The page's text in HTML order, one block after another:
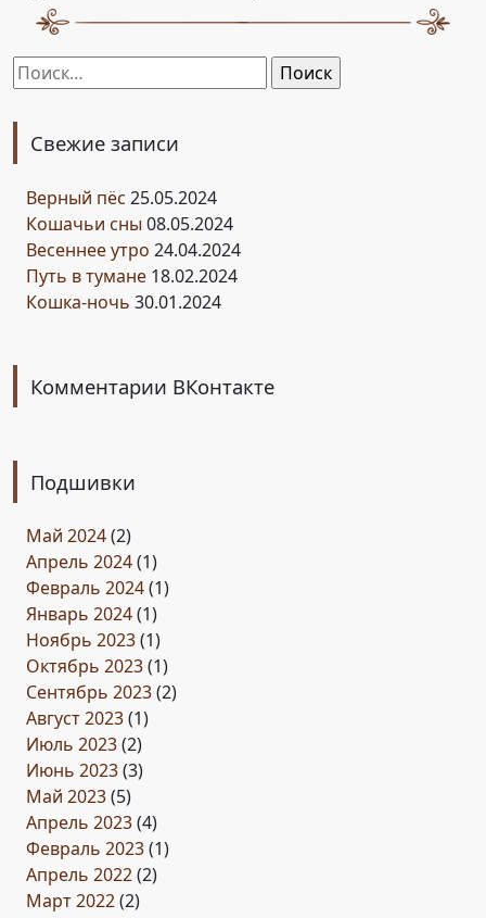
Найти:
Свежие записи
Верный пёс 25.05.2024
Кошачьи сны 08.05.2024
Весеннее утро 24.04.2024
Путь в тумане 18.02.2024
Кошка-ночь 30.01.2024
Комментарии ВКонтакте
Подшивки
Май 2024(2)
Апрель 2024(1)
Февраль 2024(1)
Январь 2024(1)
Ноябрь 2023(1)
Октябрь 2023(1)
Сентябрь 2023(2)
Август 2023(1)
Июль 2023(2)
Июнь 2023(3)
Май 2023(5)
Апрель 2023(4)
Февраль 2023(1)
Апрель 2022(2)
Март 2022(2)